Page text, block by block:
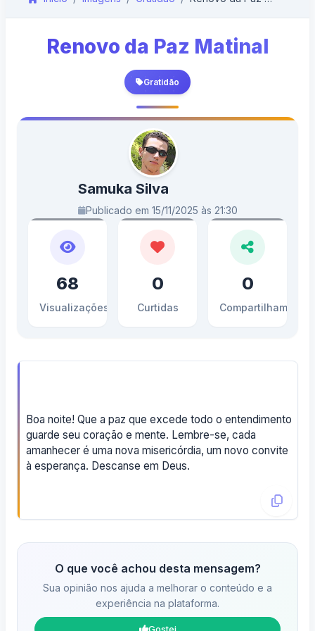
Renovo da Paz Matinal
Gratidão
Samuka Silva
Publicado em 15/11/2025 às 21:30
68
Visualizações
0
Curtidas
0
Compartilhamentos
Boa noite! Que a paz que excede todo o entendimento
guarde seu coração e mente. Lembre-se, cada
amanhecer é uma nova misericórdia, um novo convite
à esperança. Descanse em Deus.
O que você achou desta mensagem?
Sua opinião nos ajuda a melhorar o conteúdo e a
experiência na plataforma.